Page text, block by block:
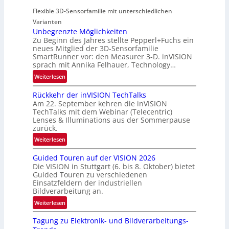
i
-
B
-
R
u
n
d
e
i
o
n
l
N
e
w
s
‘
Flexible 3D-Sensorfamilie mit unterschiedlichen
Varianten
Unbegrenzte Möglichkeiten
Zu Beginn des Jahres stellte Pepperl+Fuchs ein
neues Mitglied der 3D-Sensorfamilie
SmartRunner vor: den Measurer 3-D. inVISION
sprach mit Annika Felhauer, Technology…
Weiterlesen:
U
n
b
e
g
r
e
z
t
e
M
ö
g
l
Rückkehr der inVISION TechTalks
Am 22. September kehren die inVISION
TechTalks mit dem Webinar (Telecentric)
Lenses & Illuminations aus der Sommerpause
zurück.
Weiterlesen:
R
ü
c
k
k
e
h
Guided Touren auf der VISION 2026
Die VISION in Stuttgart (6. bis 8. Oktober) bietet
Guided Touren zu verschiedenen
Einsatzfeldern der industriellen
Bildverarbeitung an.
Weiterlesen:
G
u
Tagung zu Elektronik- und Bildverarbeitungs-